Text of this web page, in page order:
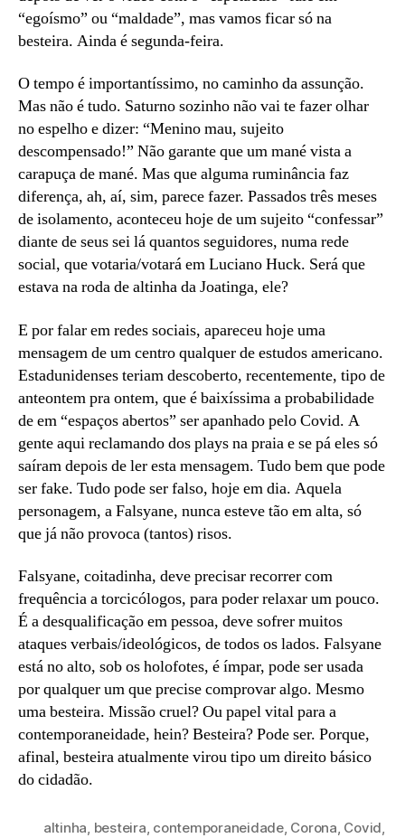
“egoísmo” ou “maldade”, mas vamos ficar só na
besteira. Ainda é segunda-feira.
O tempo é importantíssimo, no caminho da assunção.
Mas não é tudo. Saturno sozinho não vai te fazer olhar
no espelho e dizer: “Menino mau, sujeito
descompensado!” Não garante que um mané vista a
carapuça de mané. Mas que alguma ruminância faz
diferença, ah, aí, sim, parece fazer. Passados três meses
de isolamento, aconteceu hoje de um sujeito “confessar”
diante de seus sei lá quantos seguidores, numa rede
social, que votaria/votará em Luciano Huck. Será que
estava na roda de altinha da Joatinga, ele?
E por falar em redes sociais, apareceu hoje uma
mensagem de um centro qualquer de estudos americano.
Estadunidenses teriam descoberto, recentemente, tipo de
anteontem pra ontem, que é baixíssima a probabilidade
de em “espaços abertos” ser apanhado pelo Covid. A
gente aqui reclamando dos plays na praia e se pá eles só
saíram depois de ler esta mensagem. Tudo bem que pode
ser fake. Tudo pode ser falso, hoje em dia. Aquela
personagem, a Falsyane, nunca esteve tão em alta, só
que já não provoca (tantos) risos.
Falsyane, coitadinha, deve precisar recorrer com
frequência a torcicólogos, para poder relaxar um pouco.
É a desqualificação em pessoa, deve sofrer muitos
ataques verbais/ideológicos, de todos os lados. Falsyane
está no alto, sob os holofotes, é ímpar, pode ser usada
por qualquer um que precise comprovar algo. Mesmo
uma besteira. Missão cruel? Ou papel vital para a
contemporaneidade, hein? Besteira? Pode ser. Porque,
afinal, besteira atualmente virou tipo um direito básico
do cidadão.
altinha, besteira, contemporaneidade, Corona, Covid,